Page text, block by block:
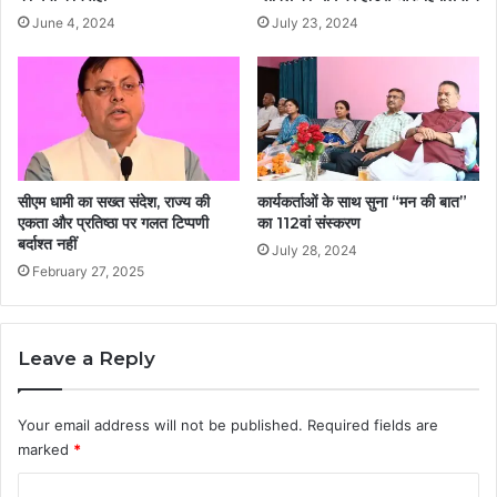
June 4, 2024 July 23, 2024
सीएम धामी का सख्त संदेश, राज्य की
एकता और प्रतिष्ठा पर गलत टिप्पणी
बर्दाश्त नहीं
February 27, 2025
कार्यकर्ताओं के साथ सुना “मन की बात”
का 112वां संस्करण
July 28, 2024
Leave a Reply
Your email address will not be published. Required fields are
marked *